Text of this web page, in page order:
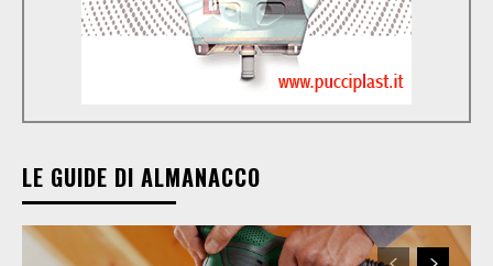
LE GUIDE DI ALMANACCO